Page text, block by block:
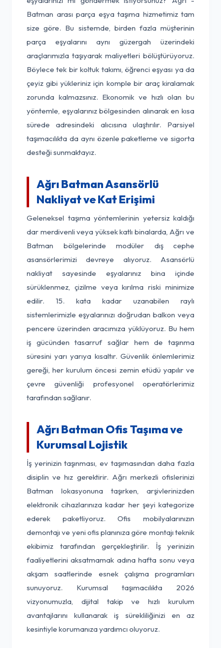
Batman arası parça eşya taşıma hizmetimiz tam
size göre. Bu sistemde, birden fazla müşterinin
parça eşyalarını aynı güzergah üzerindeki
araçlarımızla taşıyarak maliyetleri bölüştürüyoruz.
Böylece tek bir koltuk takımı, öğrenci eşyası ya da
çeyiz gibi yükleriniz için komple bir araç kiralamak
zorunda kalmazsınız. Ekonomik ve hızlı olan bu
yöntemle, eşyalarınız bölgesinden alınarak en kısa
sürede adresindeki alıcısına ulaştırılır. Parsiyel
taşımacılıkta da aynı özenle paketleme ve sigorta
desteği sunmaktayız.
Ağrı Batman Asansörlü
Nakliyat ve Kat Erişimi
Geleneksel taşıma yöntemlerinin yetersiz kaldığı
dar merdivenli veya yüksek katlı binalarda, Ağrı ve
Batman bölgelerinde modüler dış cephe
asansörlerimizi devreye alıyoruz. Asansörlü
nakliyat sayesinde eşyalarınız bina içinde
sürüklenmez, çizilme veya kırılma riski minimize
edilir. 15. kata kadar uzanabilen raylı
sistemlerimizle eşyalarınızı doğrudan balkon veya
pencere üzerinden aracımıza yüklüyoruz. Bu hem
iş gücünden tasarruf sağlar hem de taşınma
süresini yarı yarıya kısaltır. Güvenlik önlemlerimiz
gereği, her kurulum öncesi zemin etüdü yapılır ve
çevre güvenliği profesyonel operatörlerimiz
tarafından sağlanır.
Ağrı Batman Ofis Taşıma ve
Kurumsal Lojistik
İş yerinizin taşınması, ev taşımasından daha fazla
disiplin ve hız gerektirir. Ağrı merkezli ofislerinizi
Batman lokasyonuna taşırken, arşivlerinizden
elektronik cihazlarınıza kadar her şeyi kategorize
ederek paketliyoruz. Ofis mobilyalarınızın
demontajı ve yeni ofis planınıza göre montajı teknik
ekibimiz tarafından gerçekleştirilir. İş yerinizin
faaliyetlerini aksatmamak adına hafta sonu veya
akşam saatlerinde esnek çalışma programları
sunuyoruz. Kurumsal taşımacılıkta 2026
vizyonumuzla, dijital takip ve hızlı kurulum
avantajlarını kullanarak iş sürekliliğinizi en az
kesintiyle korumanıza yardımcı oluyoruz.